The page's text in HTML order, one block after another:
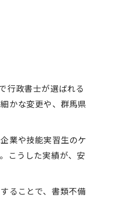
行政書士が選ばれる
かな変更や、群馬県
業や技能実習生のケ
こうした実績が、安
ることで、書類不備